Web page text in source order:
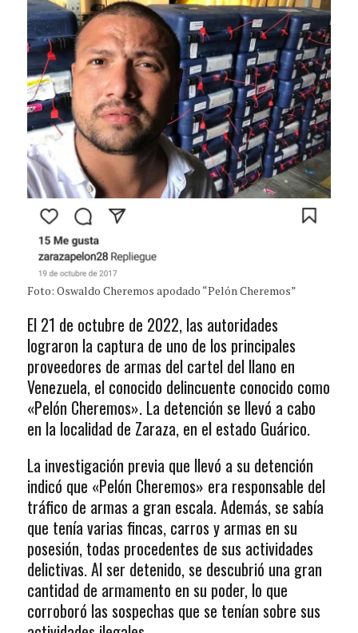
Foto: Oswaldo Cheremos apodado “Pelón Cheremos”
El 21 de octubre de 2022, las autoridades
lograron la captura de uno de los principales
proveedores de armas del cartel del llano en
Venezuela, el conocido delincuente conocido como
«Pelón Cheremos». La detención se llevó a cabo
en la localidad de Zaraza, en el estado Guárico.
La investigación previa que llevó a su detención
indicó que «Pelón Cheremos» era responsable del
tráfico de armas a gran escala. Además, se sabía
que tenía varias fincas, carros y armas en su
posesión, todas procedentes de sus actividades
delictivas. Al ser detenido, se descubrió una gran
cantidad de armamento en su poder, lo que
corroboró las sospechas que se tenían sobre sus